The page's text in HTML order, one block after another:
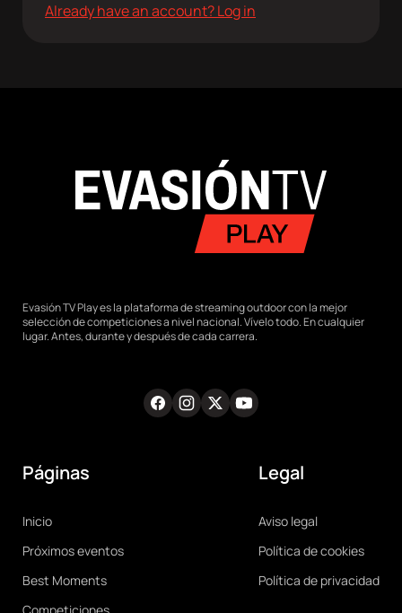
Already have an account? Log in
Evasión TV Play es la plataforma de streaming outdoor con la mejor
selección de competiciones a nivel nacional. Vívelo todo. En cualquier
lugar. Antes, durante y después de cada carrera.
RRSS
FacebookInstagram
TwitterYoutube
Páginas
Main
navigation
Inicio
Próximos eventos
Best Moments
Legal
Legal
Aviso legal
Política de cookies
Política de privacidad